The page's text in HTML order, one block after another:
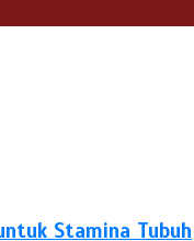
Stamina Tubuh